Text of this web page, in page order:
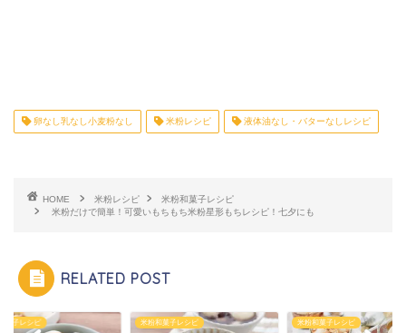
卵なし乳なし小麦粉なし 米粉レシピ 液体油なし・バターなしレシピ
HOME 米粉レシピ
米粉和菓子レシピ
米粉だけで簡単！可愛いもちもち米粉星形もちレシピ！七夕にも
RELATED POST
菓子レシピ 米粉和菓子レシピ 米粉和菓子レシピ